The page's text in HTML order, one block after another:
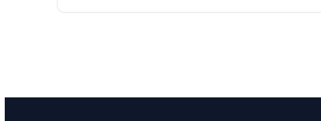
l'expertise du réseau Actual
secteurs d'activité en
qualité des prestations